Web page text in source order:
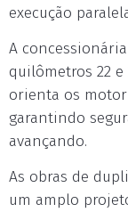
execução
A
quilômetros 22
orienta os
garantindo
avançando.
As obras de
um amplo